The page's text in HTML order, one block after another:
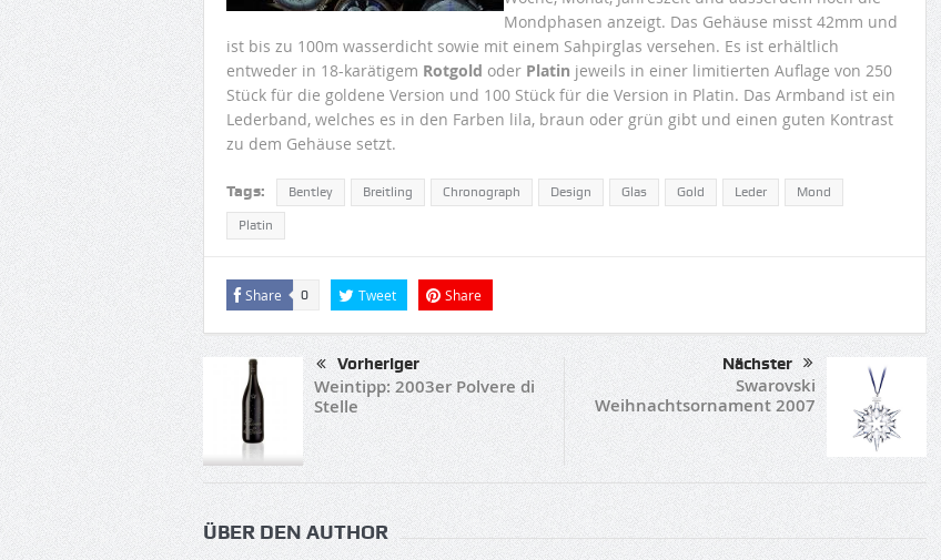
Mondphasen anzeigt. Das Gehäuse misst 42mm und
ist bis zu 100m wasserdicht sowie mit einem Sahpirglas versehen. Es ist erhältlich
entweder in 18-karätigem Rotgold oder Platin jeweils in einer limitierten Auflage von 250
Stück für die goldene Version und 100 Stück für die Version in Platin. Das Armband ist ein
Lederband, welches es in den Farben lila, braun oder grün gibt und einen guten Kontrast
zu dem Gehäuse setzt.
Tags: Bentley Breitling Chronograph Design Glas Gold Leder Mond
Platin
Share 0 Tweet Share
Vorheriger
Weintipp: 2003er Polvere di
Stelle
Nächster
Swarovski
Weihnachtsornament 2007
ÜBER DEN AUTHOR